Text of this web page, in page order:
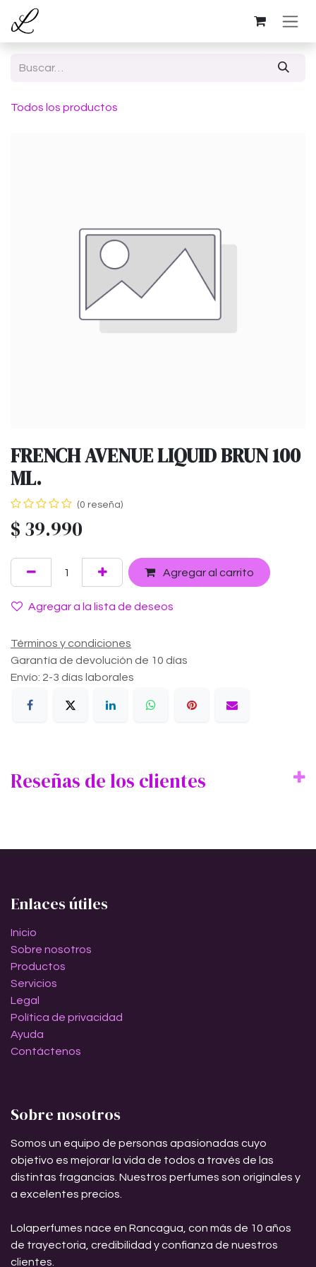
Ir al contenido
Todos los productos
FRENCH AVENUE LIQUID BRUN 100
ML.
(0 reseña)
$ 39.990
Agregar al carrito
Agregar a la lista de deseos
Términos y condiciones
Garantía de devolución de 10 días
Envío: 2-3 días laborales
Reseñas de los clientes
Enlaces útiles
Inicio
Sobre nosotros
Productos
Servicios
Legal
Política de privacidad
Ayuda
Contáctenos
Sobre nosotros
Somos un equipo de personas apasionadas cuyo
objetivo es mejorar la vida de todos a través de las
distintas fragancias. Nuestros perfumes son originales y
a excelentes precios.
Lolaperfumes nace en Rancagua, con más de 10 años
de trayectoria, credibilidad y confianza de nuestros
clientes.